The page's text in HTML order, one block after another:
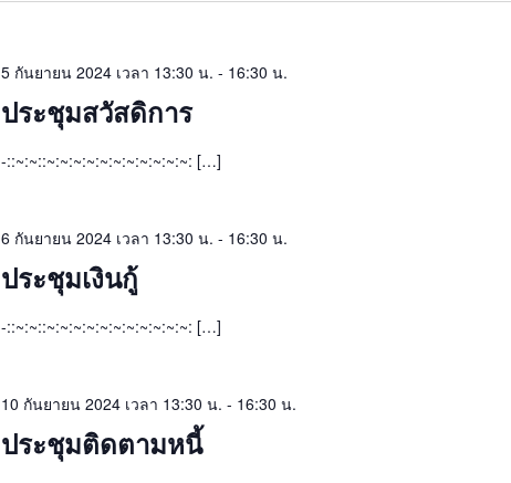
5 กันยายน 2024 เวลา 13:30 น. - 16:30 น.
ประชุมสวัสดิการ
-::~:~::~:~:~:~:~:~:~:~:~:~:~: […]
6 กันยายน 2024 เวลา 13:30 น. - 16:30 น.
ประชุมเงินกู้
-::~:~::~:~:~:~:~:~:~:~:~:~:~: […]
10 กันยายน 2024 เวลา 13:30 น. - 16:30 น.
ประชุมติดตามหนี้